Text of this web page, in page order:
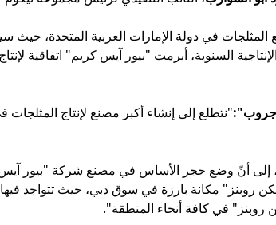
دخوله حيّز التشغيل في عام 2026 من أكبر مصانع المثلجات في دولة
الإنتاجية السنوية، أبرمت "بيور آيس كريم"
جروب":
، إلى أنّ وضع حجر الأساس في مصنع شركة "بيور آيس
في كافة أنحاء المنطقة".